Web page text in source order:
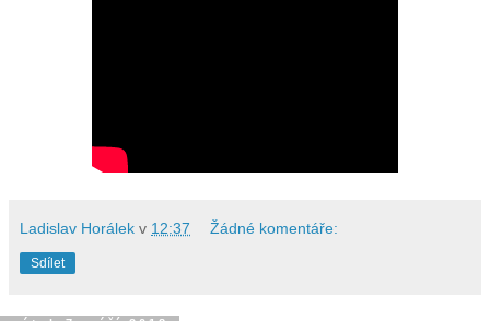
Ladislav Horálek v 12:37 Žádné komentáře:
Sdílet